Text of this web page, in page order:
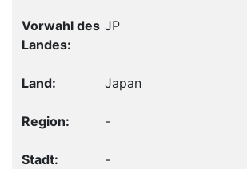
JP
Japan
-
-